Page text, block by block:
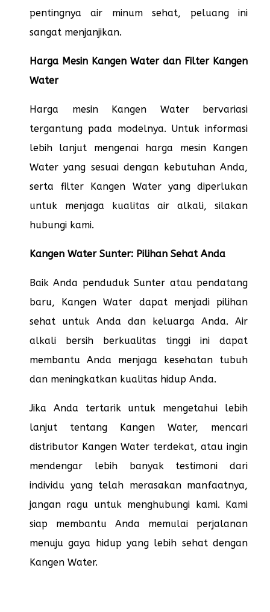
pentingnya air minum sehat, peluang ini
sangat menjanjikan.
Harga Mesin Kangen Water dan Filter Kangen
Water
Harga mesin Kangen Water bervariasi
tergantung pada modelnya. Untuk informasi
lebih lanjut mengenai harga mesin Kangen
Water yang sesuai dengan kebutuhan Anda,
serta filter Kangen Water yang diperlukan
untuk menjaga kualitas air alkali, silakan
hubungi kami.
Kangen Water Sunter: Pilihan Sehat Anda
Baik Anda penduduk Sunter atau pendatang
baru, Kangen Water dapat menjadi pilihan
sehat untuk Anda dan keluarga Anda. Air
alkali bersih berkualitas tinggi ini dapat
membantu Anda menjaga kesehatan tubuh
dan meningkatkan kualitas hidup Anda.
Jika Anda tertarik untuk mengetahui lebih
lanjut tentang Kangen Water, mencari
distributor Kangen Water terdekat, atau ingin
mendengar lebih banyak testimoni dari
individu yang telah merasakan manfaatnya,
jangan ragu untuk menghubungi kami. Kami
siap membantu Anda memulai perjalanan
menuju gaya hidup yang lebih sehat dengan
Kangen Water.